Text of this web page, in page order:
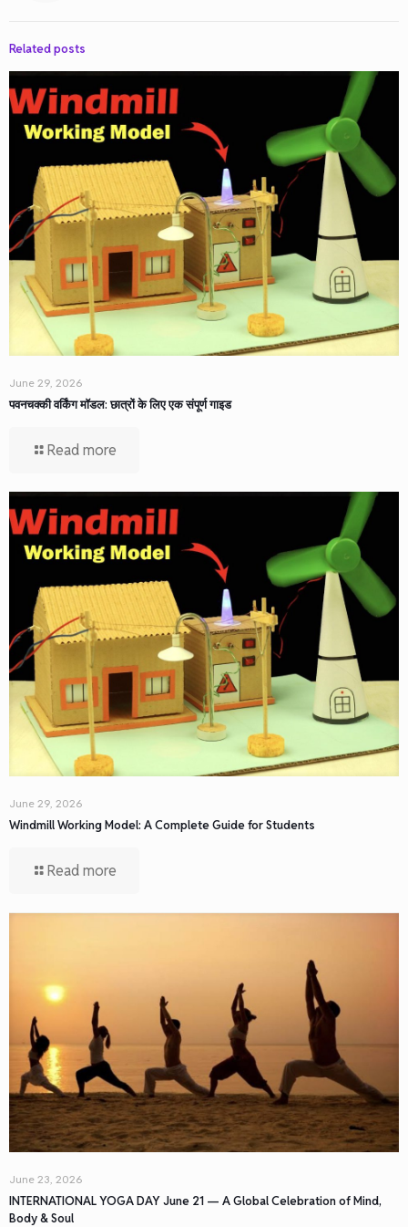
Related posts
June 29, 2026
पवनचक्की वर्किंग मॉडल: छात्रों के लिए एक संपूर्ण गाइड
Read more
June 29, 2026
Windmill Working Model: A Complete Guide for Students
Read more
June 23, 2026
INTERNATIONAL YOGA DAY June 21 — A Global Celebration of Mind,
Body & Soul